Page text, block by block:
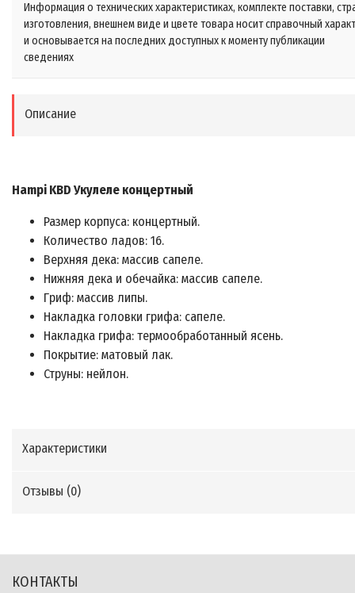
Информация о технических характеристиках, комплекте поставки,
изготовления, внешнем виде и цвете товара носит справочный
и основывается на последних доступных к моменту публикации
сведениях
Описание
Hampi KBD Укулеле концертный
Размер корпуса: концертный.
Количество ладов: 16.
Верхняя дека: массив сапеле.
Нижняя дека и обечайка: массив сапеле.
Гриф: массив липы.
Накладка головки грифа: сапеле.
Накладка грифа: термообработанный ясень.
Покрытие: матовый лак.
Струны: нейлон.
Характеристики
Отзывы (0)
КОНТАКТЫ